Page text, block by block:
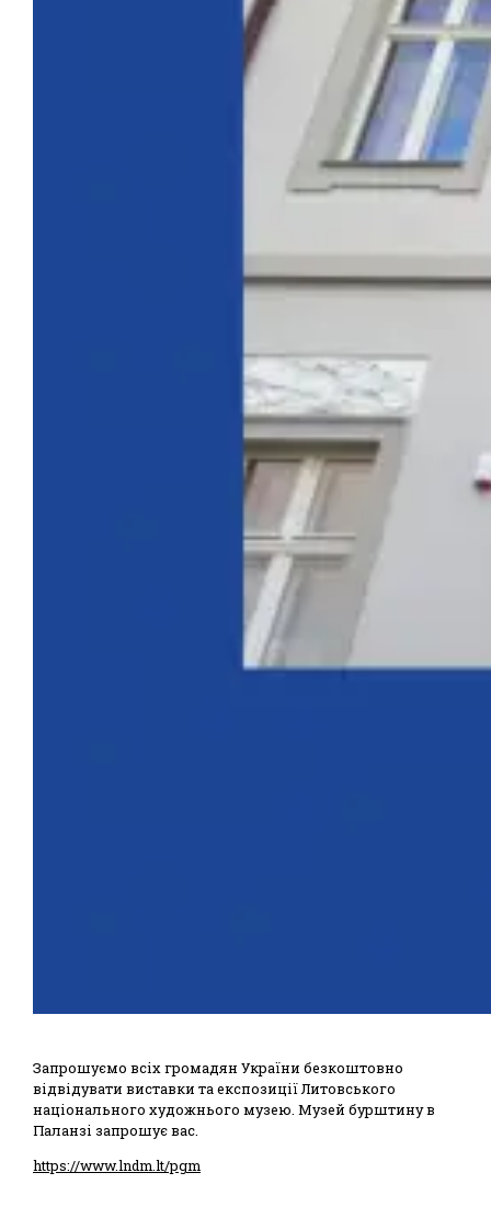
Запрошуємо всіх громадян України безкоштовно
відвідувати виставки та експозиції Литовського
національного художнього музею. Музей бурштину в
Паланзі запрошує вас.
https://www.lndm.lt/pgm